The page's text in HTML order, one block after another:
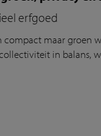
erfgoed
compact maar groen
in balans,